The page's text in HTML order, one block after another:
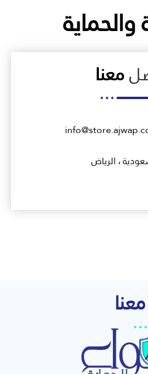
والحماية
معنا
، الرياض